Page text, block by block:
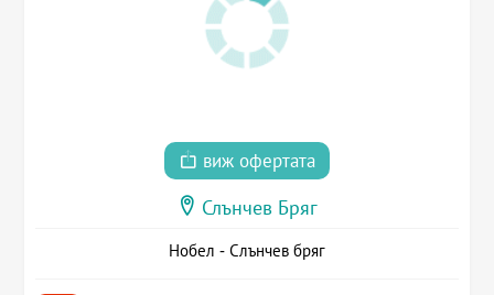
виж офертата
Слънчев Бряг
Нобел - Слънчев бряг